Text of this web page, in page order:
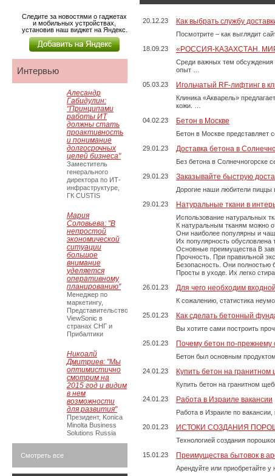
20.12.23 Как выбрать службу
Посмотрите – как выглядит
18.09.23
«РОССИЯ-КАЗАХСТАН.
Среди важных тем
опыт …
05.03.23
Игольчатый RF-лифтинг в
Клиника «Акварель»
кожи. …
04.02.23
Бетон в Москве
Бетон в Москве представляет
29.01.23
Доставка бетона в
Без бетона в Солнечногорске
29.01.23
Заказывайте быструю
Дорогие наши любители
29.01.23
Натуральные ткани в
Использование натуральных
К натуральным тканям можно
Они наиболее популярны и
Их популярность обусловлена
Основные преимущества В
Прочность. При правильной
Безопасность. Они полностью
Просты в уходе. Их легко
26.01.23
Для чего необходим
К сожалению, статистика
25.01.23
Как сделать бетонный
Вы хотите сами построить
25.01.23
Почему бетон по-
Бетон был основным
24.01.23
Купить бетон на гранитном
Купить бетон на гранитном
24.01.23
Работа в Израиле вакансии
Работа в Израиле по
20.01.23
ИСТОКИ СОЗДАНИЯ
Технологией создания
15.01.23
Преимущества бытовок в
Арендуйте или приобретайте
Следите за новостями о гаджетах
и мобильных устройствах,
установив наш виджет на Яндекс.
Интервью
Алесандр
Габидулин:
"Принципами
работы ИТ
должны стать
проактивность
и понимание
долгосрочных
целей бизнеса"
Заместитель
генерального
директора по ИТ-
инфраструктуре,
ГК CUSTIS
Мария
Соловьева: "В
непростой
экономической
ситуации
большое
внимание
уделяется
оперативному
планированию"
Менеджер по
маркетингу,
Представительство
ViewSonic в
странах СНГ и
Прибалтики
Никоалй
Дмитриев: "Мы
оптимистично
смотрим на
2015 год и видим
в нем
возможности
для развития"
Президент, Konica
Minolta Business
Solutions Russia
Смотреть все